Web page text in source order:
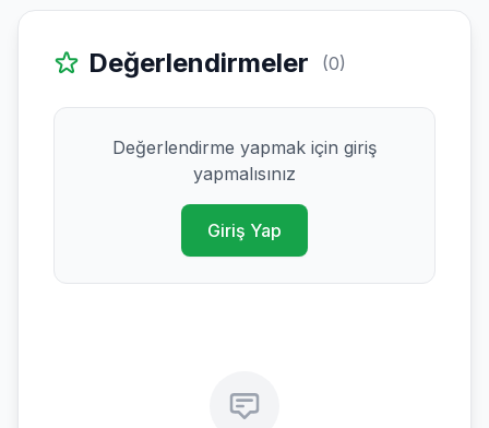
Değerlendirmeler (0)
Değerlendirme yapmak için giriş
yapmalısınız
Giriş Yap